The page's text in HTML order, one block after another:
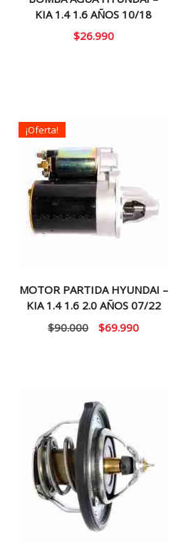
KIA 1.4 1.6 AÑOS 10/18
$26.990
¡Oferta!
MOTOR PARTIDA HYUNDAI –
KIA 1.4 1.6 2.0 AÑOS 07/22
$90.000
El
$69.990El